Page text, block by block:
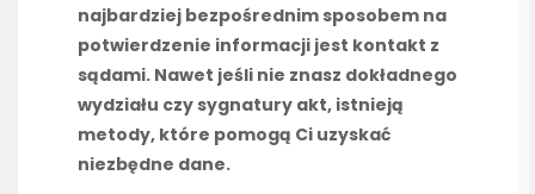
najbardziej bezpośrednim sposobem na
potwierdzenie informacji jest kontakt z
sądami. Nawet jeśli nie znasz dokładnego
wydziału czy sygnatury akt, istnieją
metody, które pomogą Ci uzyskać
niezbędne dane.